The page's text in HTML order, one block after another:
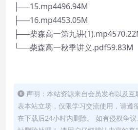
├──15.mp4496.94M
├──16.mp4453.05M
├──柴森高一第九讲
└──柴森高一秋季讲义.pdf59.83M
声明：本站资源来自会员发布以及
表本站立场，仅限学习交流使用，请遵
在下载后24小时内删除。 如有侵权争